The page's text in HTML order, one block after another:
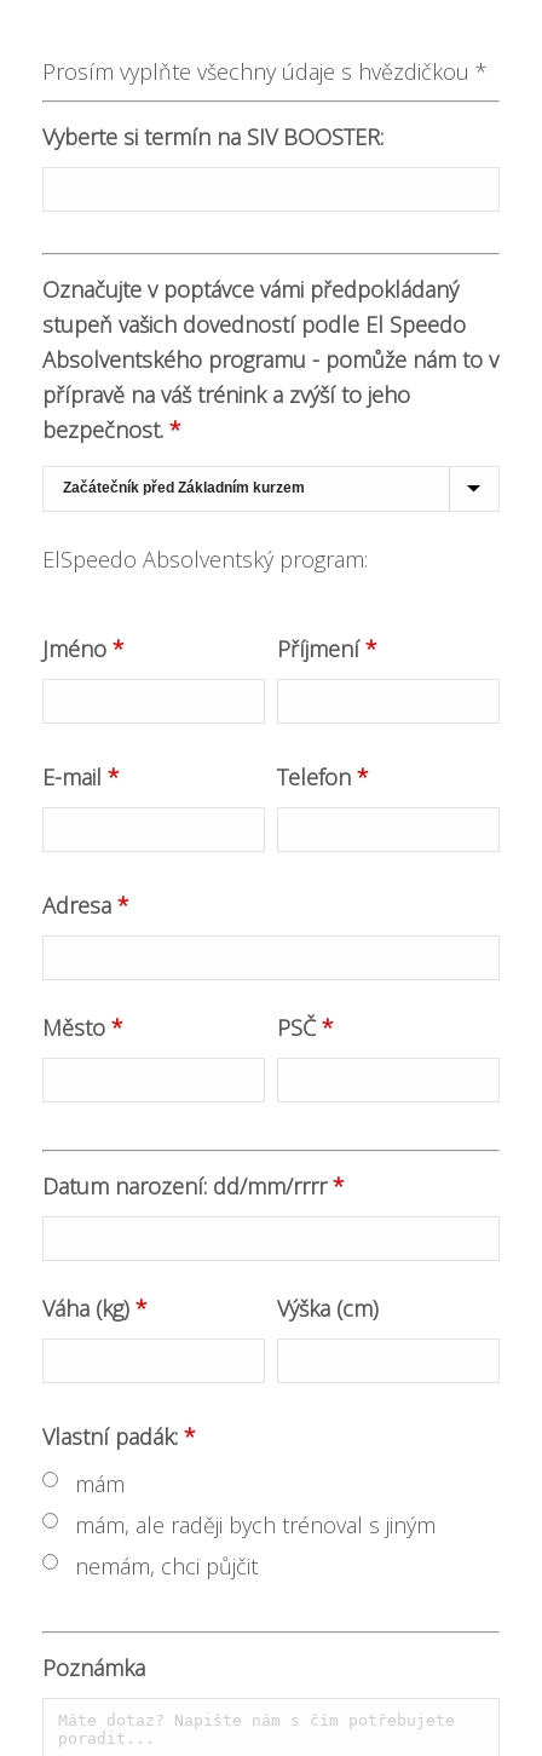
Prosím vyplňte všechny údaje s hvězdičkou *
Vyberte si termín na SIV BOOSTER:
Označujte v poptávce vámi předpokládaný
stupeň vašich dovedností podle El Speedo
Absolventského programu - pomůže nám to v
přípravě na váš trénink a zvýší to jeho
bezpečnost. *
ElSpeedo Absolventský program:
Jméno * Příjmení*
E-mail * Telefon *
Adresa *
Město * PSČ*
Datum narození: dd/mm/rrrr*
Váha (kg) * Výška (cm)
Vlastní padák: *
mám
mám, ale raději bych trénoval s jiným
nemám, chci půjčit
Poznámka